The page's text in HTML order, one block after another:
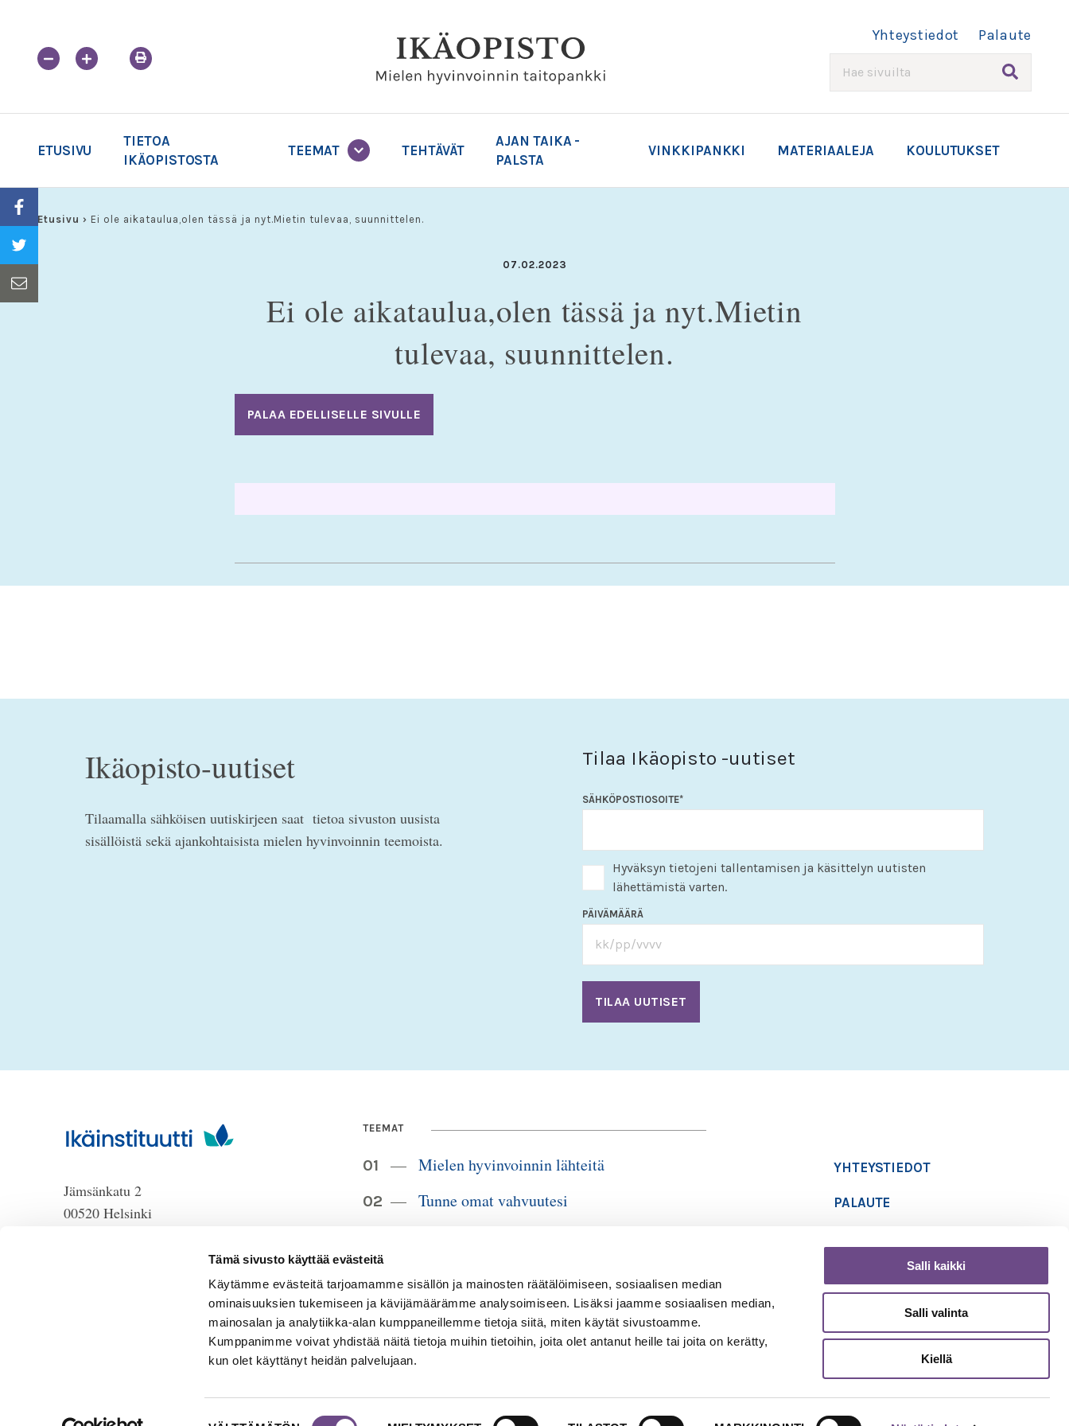
Tämä sivusto käyttää evästeitä
Käytämme evästeitä tarjoamamme sisällön ja mainosten räätälöimiseen, sosiaalisen median
ominaisuuksien tukemiseen ja kävijämäärämme analysoimiseen. Lisäksi jaamme sosiaalisen median,
mainosalan ja analytiikka-alan kumppaneillemme tietoja siitä, miten käytät sivustoamme.
Kumppanimme voivat yhdistää näitä tietoja muihin tietoihin, joita olet antanut heille tai joita on kerätty,
kun olet käyttänyt heidän palvelujaan.
Suostumuksen
Salli kaikki
Salli valinta
Kiellä
Yhteystiedot Palaute
ETUSIVU
TIETOA
IKÄOPISTOSTA
TEEMAT TEHTÄVÄT
AJAN TAIKA -
PALSTA
VINKKIPANKKI MATERIAALEJA KOULUTUKSET
Etusivu › Ei ole aikataulua,olen tässä ja nyt.Mietin tulevaa, suunnittelen.
07.02.2023
Ei ole aikataulua,olen tässä ja nyt.Mietin
tulevaa, suunnittelen.
PALAA EDELLISELLE SIVULLE
Ikäopisto-uutiset
Tilaamalla sähköisen uutiskirjeen saat tietoa sivuston uusista
sisällöistä sekä ajankohtaisista mielen hyvinvoinnin teemoista.
Tilaa Ikäopisto -uutiset
SÄHKÖPOSTIOSOITE*
Hyväksyn tietojeni tallentamisen ja käsittelyn uutisten
lähettämistä varten.
PÄIVÄMÄÄRÄ
Jämsänkatu 2
00520 Helsinki
käyttö loppuu 30.6.2026, sen
jälkeen numero on 040 350
TEEMAT
Mielen hyvinvoinnin lähteitä
Tunne omat vahvuutesi
Elämäntaidot ja elämänkokemus
YHTEYSTIEDOT
PALAUTE
SAAVUTETTAVUUSSELOSTE
Copyright 2019 Ikäinstituutti